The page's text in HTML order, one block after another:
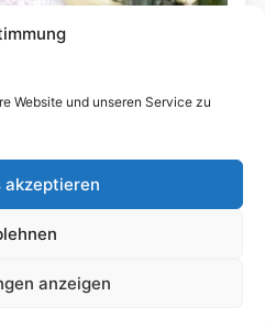
Website und unseren Service zu
akzeptieren
anzeigen